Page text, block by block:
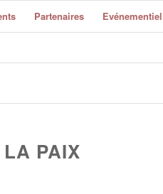
Partenaires Evénementiel
PAIX